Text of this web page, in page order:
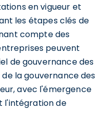
en vigueur et
les étapes clés de
compte des
peuvent
de gouvernance des
la gouvernance des
avec l'émergence
l'intégration de